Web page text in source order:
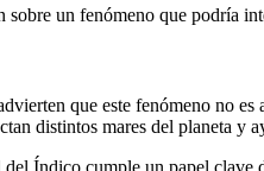
un fenómeno que podría
que este fenómeno no
distintos mares del planeta y
Índico cumple un papel clave